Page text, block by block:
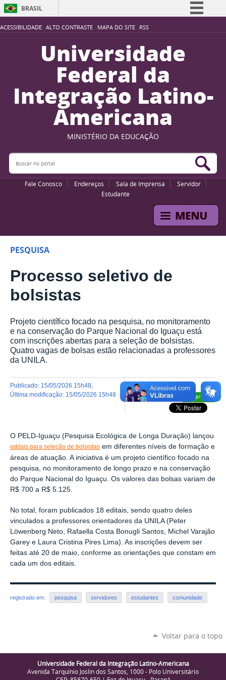
ACESSIBILIDADE ALTO CONTRASTE MAPA DO SITE RSS
BRASIL
Simplifique!
Participe
Acesso à informação
Legislação
Canais
Universidade
Federal da
Integração Latino-
Americana
MINISTÉRIO DA EDUCAÇÃO
Buscar no portal
Fale Conosco Endereços Sala de Imprensa
Servidor
Estudante
PESQUISA
Processo seletivo de
bolsistas
Projeto científico focado na pesquisa, no monitoramento
e na conservação do Parque Nacional do Iguaçu está
com inscrições abertas para a seleção de bolsistas.
Quatro vagas de bolsas estão relacionadas a professores
da UNILA.
Compartilhar
publicado: 15/05/2026 15h48
última modificação: 15/05/2026 15h48
O PELD-Iguaçu (Pesquisa Ecológica de Longa Duração) lançou
editais para seleção de bolsistas em diferentes níveis de formação e
áreas de atuação. A iniciativa é um projeto científico focado na
pesquisa, no monitoramento de longo prazo e na conservação
do Parque Nacional do Iguaçu. Os valores das bolsas variam de
R$ 700 a R$ 5.125.
No total, foram publicados 18 editais, sendo quatro deles
vinculados a professores orientadores da UNILA (Peter
Löwenberg Neto, Rafaella Costa Bonugli Santos, Michel Varajão
Garey e Laura Cristina Pires Lima). As inscrições devem ser
feitas até 20 de maio, conforme as orientações que constam em
cada um dos editais.
registrado em: pesquisa servidores estudantes comunidade
Voltar para o topo
Universidade Federal da Integração Latino-Americana
Avenida Tarquínio Joslin dos Santos, 1000 - Polo Universitário